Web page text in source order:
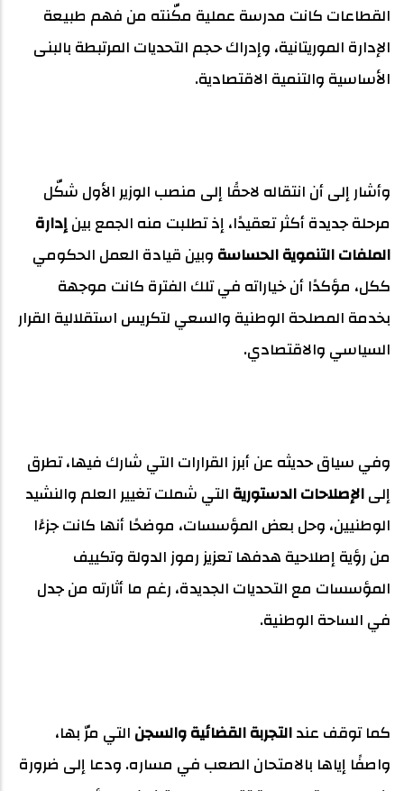
القطاعات كانت مدرسة عملية مكّنته من فهم طبيعة
الإدارة الموريتانية، وإدراك حجم التحديات المرتبطة بالبنى
الأساسية والتنمية الاقتصادية.
وأشار إلى أن انتقاله لاحقًا إلى منصب الوزير الأول شكّل
مرحلة جديدة أكثر تعقيدًا، إذ تطلبت منه الجمع بينإدارة
الملفات التنموية الحساسةوبين قيادة العمل الحكومي
ككل، مؤكدًا أن خياراته في تلك الفترة كانت موجهة
بخدمة المصلحة الوطنية والسعي لتكريس استقلالية القرار
السياسي والاقتصادي.
وفي سياق حديثه عن أبرز القرارات التي شارك فيها، تطرق
إلىالإصلاحات الدستوريةالتي شملت تغيير العلم والنشيد
الوطنيين، وحل بعض المؤسسات، موضحًا أنها كانت جزءًا
من رؤية إصلاحية هدفها تعزيز رموز الدولة وتكييف
المؤسسات مع التحديات الجديدة، رغم ما أثارته من جدل
في الساحة الوطنية.
كما توقف عندالتجربة القضائية والسجنالتي مرّ بها،
واصفًا إياها بالامتحان الصعب في مساره. ودعا إلى ضرورة